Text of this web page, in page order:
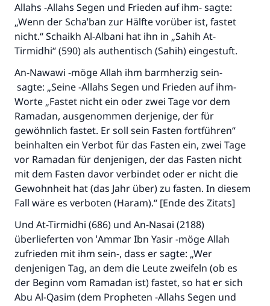
Allahs -Allahs Segen und Frieden auf ihm- sagte:
„Wenn der Schaˈban zur Hälfte vorüber ist, fastet
nicht.“ Schaikh Al-Albani hat ihn in „Sahih At-
Tirmidhi“ (590) als authentisch (Sahih) eingestuft.
An-Nawawi -möge Allah ihm barmherzig sein-
sagte: „Seine -Allahs Segen und Frieden auf ihm-
Worte „Fastet nicht ein oder zwei Tage vor dem
Ramadan, ausgenommen derjenige, der für
gewöhnlich fastet. Er soll sein Fasten fortführen“
beinhalten ein Verbot für das Fasten ein, zwei Tage
vor Ramadan für denjenigen, der das Fasten nicht
mit dem Fasten davor verbindet oder er nicht die
Gewohnheit hat (das Jahr über) zu fasten. In diesem
Fall wäre es verboten (Haram).“ [Ende des Zitats]
Und At-Tirmidhi (686) und An-Nasai (2188)
überlieferten von ˈAmmar Ibn Yasir -möge Allah
zufrieden mit ihm sein-, dass er sagte: „Wer
denjenigen Tag, an dem die Leute zweifeln (ob es
der Beginn vom Ramadan ist) fastet, so hat er sich
Abu Al-Qasim (dem Propheten -Allahs Segen und